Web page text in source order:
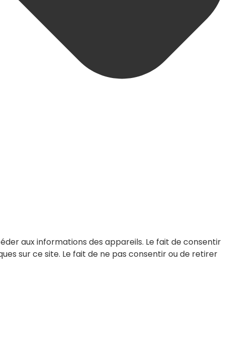
aux informations des appareils. Le fait de consentir
sur ce site. Le fait de ne pas consentir ou de retirer